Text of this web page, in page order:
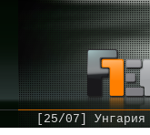
[25/07]